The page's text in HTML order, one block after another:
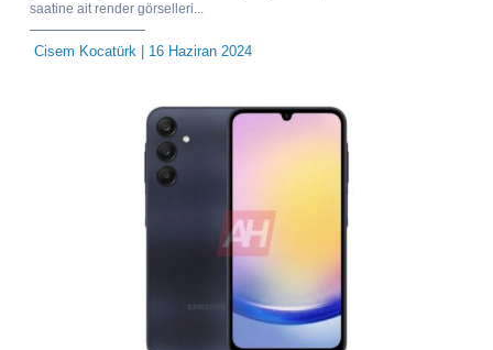
saatine ait render görselleri...
Cisem Kocatürk | 16 Haziran 2024